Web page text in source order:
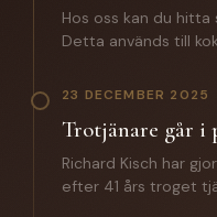
Hos oss kan du
Detta används till
slutprodukten. Till
information.
23 DECEMBER 2025
Trotjänare går i
Richard Kisch har
efter 41 års troget